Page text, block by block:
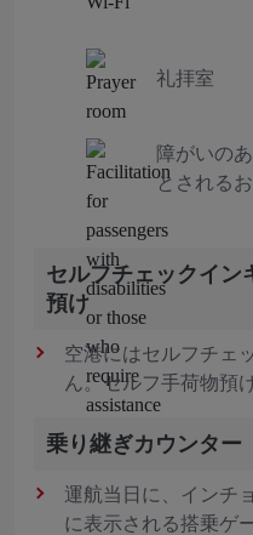
礼拝室
障がいの
とされる
セルフチェックイン
預け
空港にはセルフチェ
ん。セルフ手荷物預
乗り継ぎカウンター
運航当日に、インチ
に表示される搭乗ゲ